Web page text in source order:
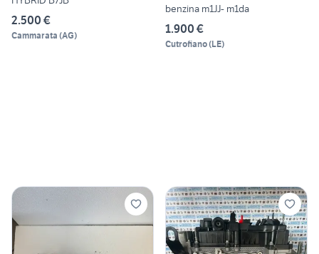
2.500 €
Cammarata (AG)
benzina m1JJ- m1da
1.900 €
Cutrofiano(LE)